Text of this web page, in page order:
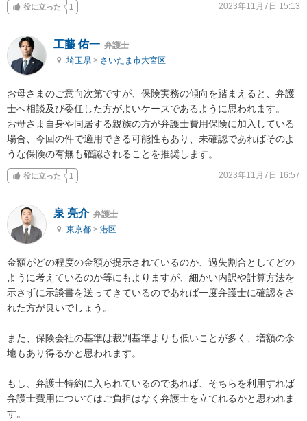
役に立った 1 2023年11月7日 15:13
工藤 佑一 弁護士
埼玉県 > さいたま市大宮区
お母さまのご意向次第ですが、保険実務の傾向を踏まえると、弁護
士へ相談及び委任した方がよいケースであるように思われます。
お母さま自身や同居する親族の方が弁護士費用保険に加入している
場合、今回の件で適用できる可能性もあり、未確認であればそのよ
うな保険の有無も確認されることを推奨します。
役に立った 1 2023年11月7日 16:57
泉 亮介 弁護士
東京都 > 港区
金額がどの程度の金額が提示されているのか、過失割合としてどの
ように考えているのか等にもよりますが、細かい内訳や計算方法を
示さずに示談書を送ってきているのであれば一度弁護士に確認をさ
れた方が良いでしょう。
また、保険会社の基準は裁判基準よりも低いことが多く、増額の余
地もあり得るかと思われます。
もし、弁護士特約に入られているのであれば、そちらを利用すれば
弁護士費用についてはご負担はなく弁護士を立てれるかと思われま
す。